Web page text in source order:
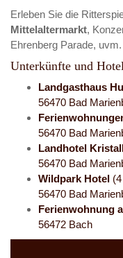
Erleben Sie die
Mittelaltermarkt,
Ehrenberg Parade, uvm.
Unterkünfte und
Landgasthaus
56470 Bad
56470 Bad
Landhotel
56470 Bad
Wildpark Hotel
56470 Bad
Ferienwohnung
56472 Bach